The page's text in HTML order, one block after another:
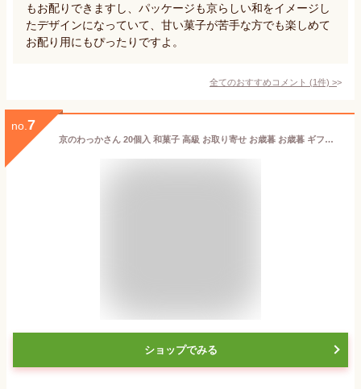
もお配りできますし、パッケージも京らしい和をイメージし
たデザインになっていて、甘い菓子が苦手な方でも楽しめて
お配り用にもぴったりですよ。
全てのおすすめコメント (1件) >
no. 7
京のわっかさん 20個入 和菓子 高級 お取り寄せ お歳暮 お歳暮 ギフト お菓子 ランキング 銘菓 プレゼント 贈答 お土産 手土産 贈り物 京都 御中元 暑中見舞い 残暑見舞い
ショップでみる